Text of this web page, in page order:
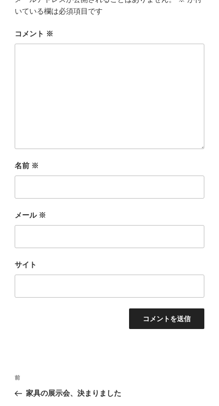
いている欄は必須項目です
コメント ※
名前 ※
メール ※
サイト
投
ナ
前
の
前
家具の展示会、決まりました